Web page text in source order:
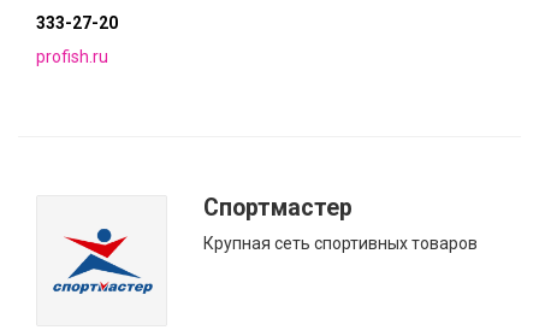
333-27-20
profish.ru
Спортмастер
Крупная сеть спортивных товаров